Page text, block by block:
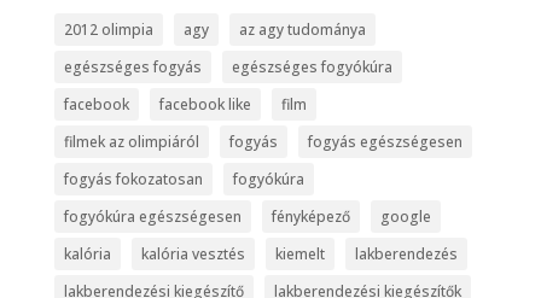
2012 olimpia agy
az agy tudománya
egészséges fogyás
egészséges fogyókúra
facebook
facebook like
film
filmek az olimpiáról
fogyás
fogyás egészségesen
fogyás fokozatosan
fogyókúra
fogyókúra egészségesen
fényképező
google
kalória
kalória vesztés kiemelt
lakberendezés
lakberendezési kiegészítő
lakberendezési kiegészítők